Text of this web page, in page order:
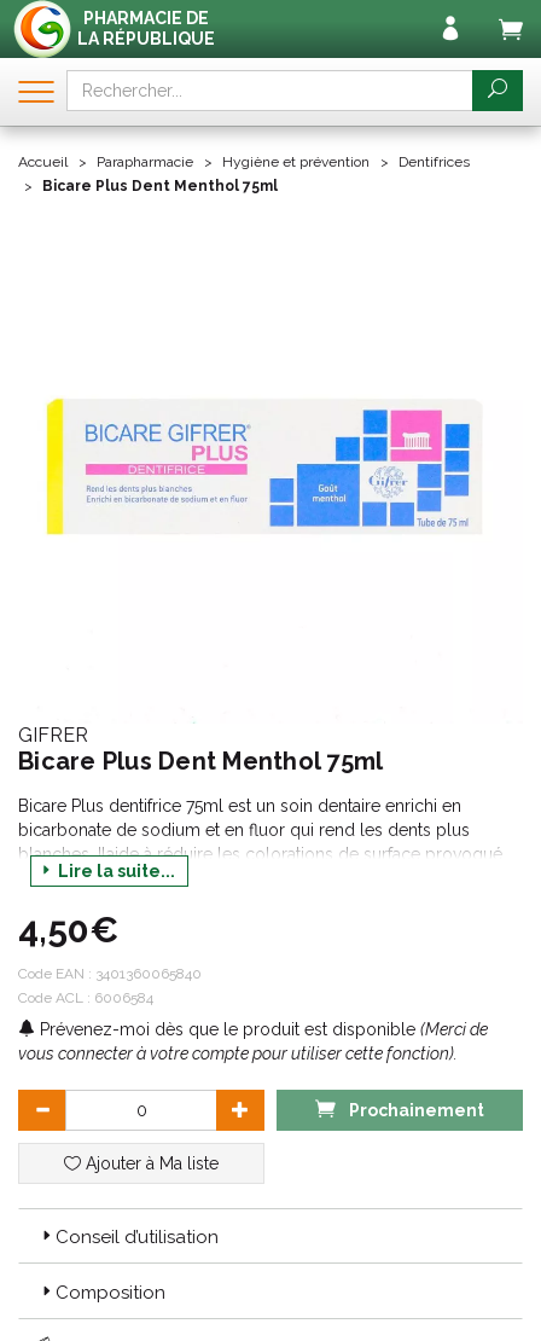
PHARMACIE DE
LA RÉPUBLIQUE
Accueil Parapharmacie Hygiène et prévention
Dentifrices
Bicare Plus Dent Menthol 75ml
GIFRER
Bicare Plus Dent Menthol 75ml
Bicare Plus dentifrice 75ml est un soin dentaire enrichi en
bicarbonate de sodium et en fluor qui rend les dents plus
blanches. Ilaide à réduire les colorations de surface provoqué
par le thé, café, tabac, etc. Mentholé il procure une sensation de
Lire la suite...
4,50€
Code EAN : 3401360065840
Code ACL : 6006584
Prévenez-moi dès que le produit est disponible (Merci de
vous connecter à votre compte pour utiliser cette fonction).
Prochainement
Ajouter à Ma liste
Conseil d’utilisation
Composition